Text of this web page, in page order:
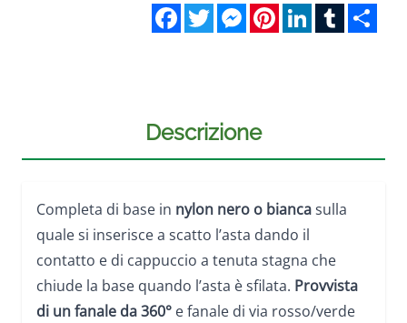
FacebookTwitterMessengerPinterestLinkedInTumblr
Descrizione
Completa di base in nylon nero o biancasulla
quale si inserisce a scatto l’asta dando il
contatto e di cappuccio a tenuta stagna che
chiude la base quando l’asta è sfilata. Provvista
di un fanale da 360° e fanale di via rosso/verde